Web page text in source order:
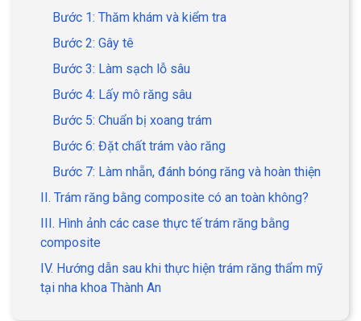
Bước 1: Thăm khám và kiểm tra
Bước 2: Gây tê
Bước 3: Làm sạch lỗ sâu
Bước 4: Lấy mô răng sâu
Bước 5: Chuẩn bị xoang trám
Bước 6: Đặt chất trám vào răng
Bước 7: Làm nhẵn, đánh bóng răng và hoàn thiện
II. Trám răng bằng composite có an toàn không?
III. Hình ảnh các case thực tế trám răng bằng
composite
IV. Hướng dẫn sau khi thực hiện trám răng thẩm mỹ
tại nha khoa Thành An